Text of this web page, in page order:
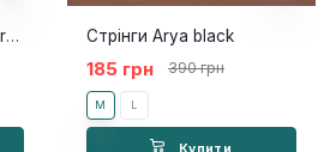
Стрінги рожевий tenderness Стрінги Arya black
185 грн 390 грн
M L
Купити